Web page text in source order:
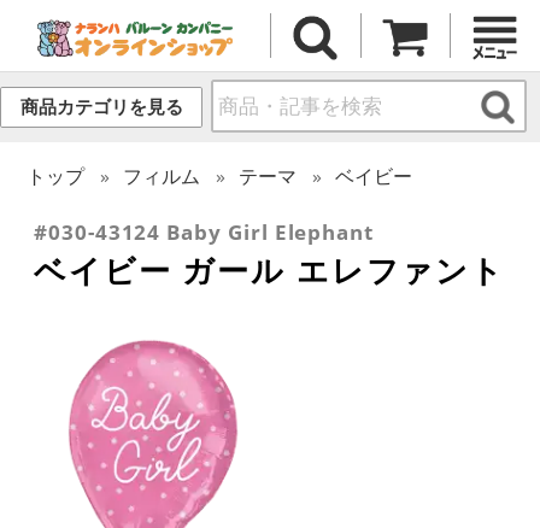
商品カテゴリを見る
トップ フィルム テーマ ベイビー
#030-43124 Baby Girl Elephant
ベイビー ガール エレファント